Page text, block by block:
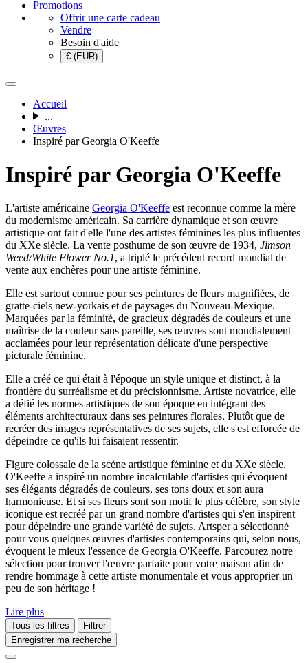
Promotions
Offrir une carte cadeau
Vendre
Besoin d'aide
€ (EUR)
Accueil
...
Œuvres
Inspiré par Georgia O'Keeffe
Inspiré par Georgia O'Keeffe
L'artiste américaine Georgia O'Keeffe est reconnue comme la mère
du modernisme américain. Sa carrière dynamique et son œuvre
artistique ont fait d'elle l'une des artistes féminines les plus influentes
du XXe siècle. La vente posthume de son œuvre de 1934, Jimson
Weed/White Flower No.1, a triplé le précédent record mondial de
vente aux enchères pour une artiste féminine.
Elle est surtout connue pour ses peintures de fleurs magnifiées, de
gratte-ciels new-yorkais et de paysages du Nouveau-Mexique.
Marquées par la féminité, de gracieux dégradés de couleurs et une
maîtrise de la couleur sans pareille, ses œuvres sont mondialement
acclamées pour leur représentation délicate d'une perspective
picturale féminine.
Elle a créé ce qui était à l'époque un style unique et distinct, à la
frontière du surréalisme et du précisionnisme. Artiste novatrice, elle
a défié les normes artistiques de son époque en intégrant des
éléments architecturaux dans ses peintures florales. Plutôt que de
recréer des images représentatives de ses sujets, elle s'est efforcée de
dépeindre ce qu'ils lui faisaient ressentir.
Figure colossale de la scène artistique féminine et du XXe siècle,
O'Keeffe a inspiré un nombre incalculable d'artistes qui évoquent
ses élégants dégradés de couleurs, ses tons doux et son aura
harmonieuse. Et si ses fleurs sont son motif le plus célèbre, son style
iconique est recréé par un grand nombre d'artistes qui s'en inspirent
pour dépeindre une grande variété de sujets. Artsper a sélectionné
pour vous quelques œuvres d'artistes contemporains qui, selon nous,
évoquent le mieux l'essence de Georgia O'Keeffe. Parcourez notre
sélection pour trouver l'œuvre parfaite pour votre maison afin de
rendre hommage à cette artiste monumentale et vous approprier un
peu de son héritage !
Lire plus
Tous les filtres
Filtrer
Enregistrer ma recherche